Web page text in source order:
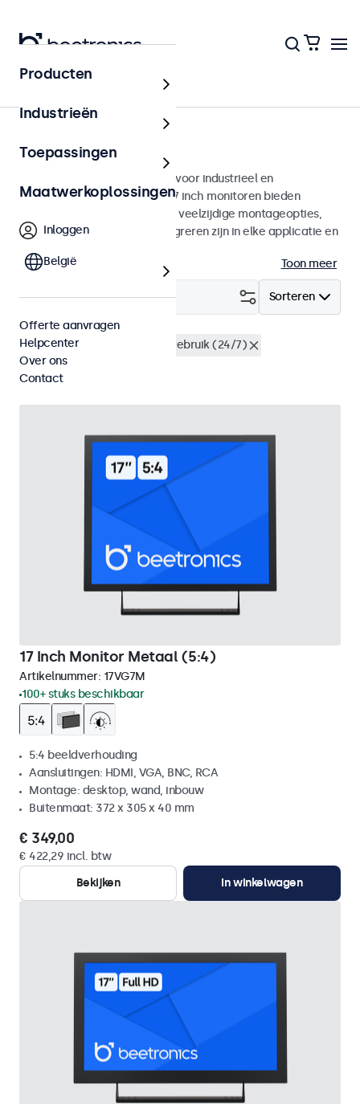
Monitoren
17 inch monitoren
17 inch monitoren ontworpen voor industrieel en
commercieel gebruik. Deze 17 inch monitoren bieden
diverse videoaansluitingen en veelzijdige montageopties,
waarmee ze naadloos te integreren zijn in elke applicatie en
Toon meer
Sorteren
Filter (2)
17 inch monitoren
Continu gebruik (24/7)
Wis alle filters
17 Inch Monitor Metaal (5:4)
Artikelnummer: 17VG7M
100+ stuks beschikbaar
5:4 beeldverhouding
Aansluitingen: HDMI, VGA, BNC, RCA
Montage: desktop, wand, inbouw
Buitenmaat: 372 x 305 x 40 mm
€ 349,00
€ 422,29 incl. btw
Bekijken
In winkelwagen
Producten
Industrieën
Toepassingen
Maatwerkoplossingen
Inloggen
België
Offerte aanvragen
Helpcenter
Over ons
Contact